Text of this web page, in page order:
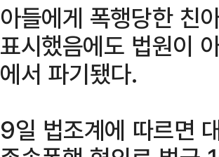
아들에게 폭행당한 친
표시했음에도 법원이
에서 파기됐다.
9일 법조계에 따르면